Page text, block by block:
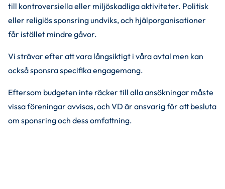
till kontroversiella eller miljöskadliga aktiviteter. Politisk
eller religiös sponsring undviks, och hjälporganisationer
får istället mindre gåvor.
Vi strävar efter att vara långsiktigt i våra avtal men kan
också sponsra specifika engagemang.
Eftersom budgeten inte räcker till alla ansökningar måste
vissa föreningar avvisas, och VD är ansvarig för att besluta
om sponsring och dess omfattning.